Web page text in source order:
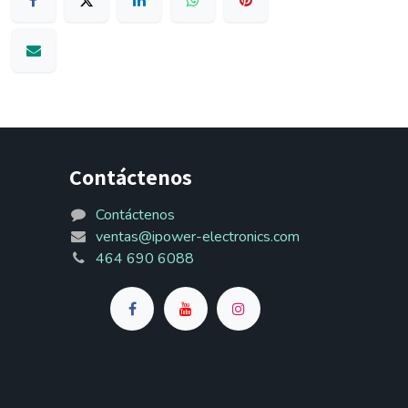
Contáctenos
Contáctenos
ventas@ipower-electronics.com
464 690 6088